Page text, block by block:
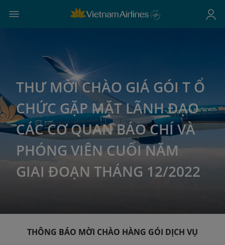
THƯ MỜI CHÀO GIÁ GÓI T Ổ
CHỨC GẶP MẶT LÃNH ĐẠO
CÁC CƠ QUAN BÁO CHÍ VÀ
PHÓNG VIÊN CUỐI NĂM
GIAI ĐOẠN THÁNG 12/2022
THÔNG BÁO MỜI CHÀO HÀNG GÓI DỊCH VỤ